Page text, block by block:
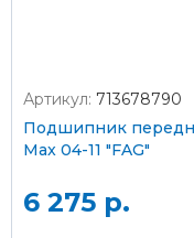
С помощью
Артикул: 713678790
Подшипник
Max 04-11 "FAG"
6 275 р.